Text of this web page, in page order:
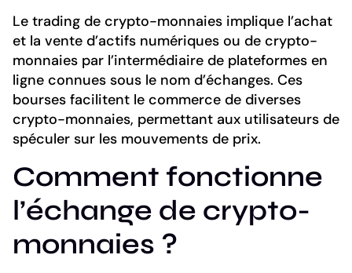
Le trading de crypto-monnaies implique l’achat
et la vente d’actifs numériques ou de crypto-
monnaies par l’intermédiaire de plateformes en
ligne connues sous le nom d’échanges. Ces
bourses facilitent le commerce de diverses
crypto-monnaies, permettant aux utilisateurs de
spéculer sur les mouvements de prix.
Comment fonctionne
l’échange de crypto-
monnaies ?